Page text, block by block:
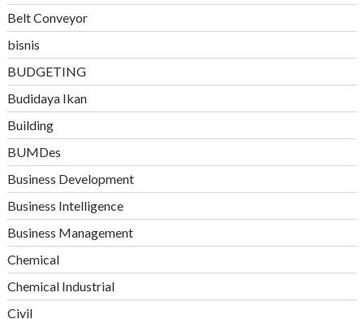
Belt Conveyor
bisnis
BUDGETING
Budidaya Ikan
Building
BUMDes
Business Development
Business Intelligence
Business Management
Chemical
Chemical Industrial
Civil